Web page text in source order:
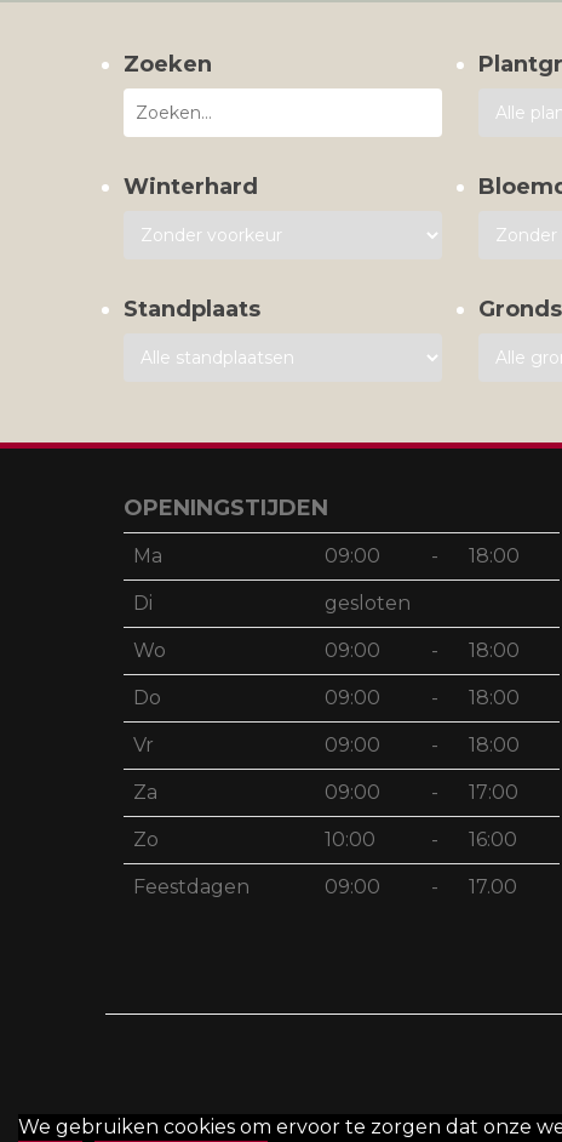
Zoeken
Winterhard
Standplaats
OPENINGSTIJDEN
Ma 09:00 - 18:00
Di gesloten
Wo 09:00 - 18:00
Do 09:00 - 18:00
Vr 09:00 - 18:00
Za 09:00 - 17:00
Zo 10:00 - 16:00
Feestdagen 09:00 - 17.00
We gebruiken cookies om ervoor te zorgen dat onze